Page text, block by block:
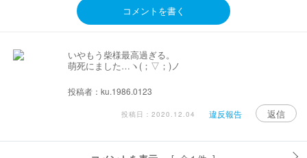
コメントを書く
いやもう柴様最高過ぎる。
萌死にました…ヽ(；▽；)ノ
投稿者：ku.1986.0123
投稿日：2020.12.04 違反報告 返信